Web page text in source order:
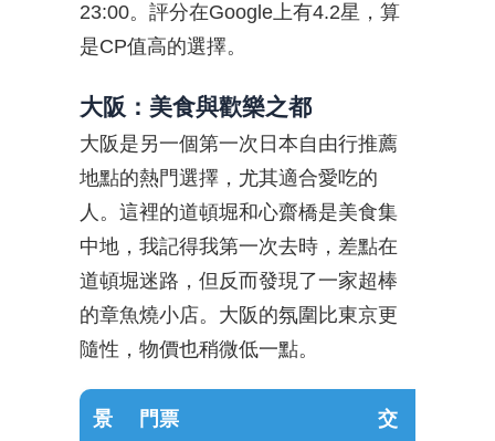
23:00。評分在Google上有4.2星，算
是CP值高的選擇。
大阪：美食與歡樂之都
大阪是另一個第一次日本自由行推薦
地點的熱門選擇，尤其適合愛吃的
人。這裡的道頓堀和心齋橋是美食集
中地，我記得我第一次去時，差點在
道頓堀迷路，但反而發現了一家超棒
的章魚燒小店。大阪的氛圍比東京更
隨性，物價也稍微低一點。
景
門票
交